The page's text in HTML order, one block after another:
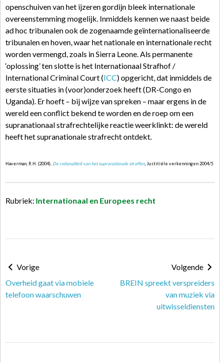
openschuiven van het ijzeren gordijn bleek internationale
overeenstemming mogelijk. Inmiddels kennen we naast beide
ad hoc tribunalen ook de zogenaamde geïnternationaliseerde
tribunalen en hoven, waar het nationale en internationale recht
worden vermengd, zoals in Sierra Leone. Als permanente
‘oplossing’ ten slotte is het Internationaal Strafhof /
International Criminal Court (ICC) opgericht, dat inmiddels de
eerste situaties in (voor)onderzoek heeft (DR-Congo en
Uganda). Er hoeft – bij wijze van spreken – maar ergens in de
wereld een conflict bekend te worden en de roep om een
supranationaal strafrechtelijke reactie weerklinkt: de wereld
heeft het supranationale strafrecht ontdekt.
Haverman, R.H. (2004), De rationaliteit van het supranationale straffen, Justitiële verkenningen 2004/5
Rubriek: Internationaal en Europees recht
Vorige
Overheid gaat via mobiele
telefoon waarschuwen
Volgende
BREIN spreekt verspreiders
van muziek via
uitwisseldiensten